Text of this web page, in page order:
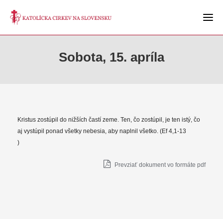
Sobota, 15. apríla
Kristus zostúpil do nižších častí zeme. Ten, čo zostúpil, je ten istý, čo
aj vystúpil ponad všetky nebesia, aby naplnil všetko. (Ef 4,1-13
)
Prevziať dokument vo formáte pdf